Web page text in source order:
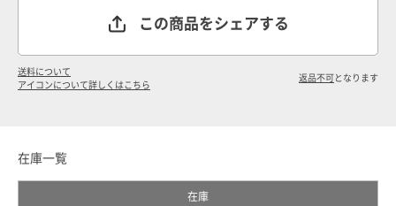
この商品をシェアする
送料について
アイコンについて詳しくはこちら
返品不可となります
在庫一覧
在庫